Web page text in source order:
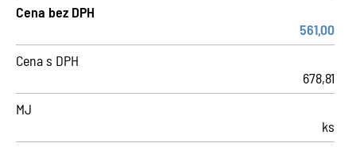
Cena bez DPH
561,00
Cena s DPH
678,81
MJ
ks